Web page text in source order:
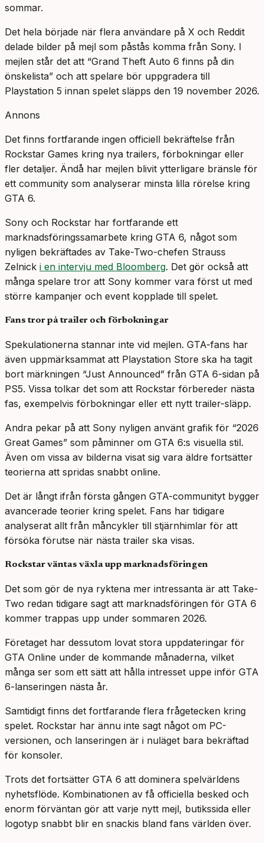
sommar.
Det hela började när flera användare på X och Reddit
delade bilder på mejl som påstås komma från Sony. I
mejlen står det att “Grand Theft Auto 6 finns på din
önskelista” och att spelare bör uppgradera till
Playstation 5 innan spelet släpps den 19 november 2026.
Annons
Det finns fortfarande ingen officiell bekräftelse från
Rockstar Games kring nya trailers, förbokningar eller
fler detaljer. Ändå har mejlen blivit ytterligare bränsle för
ett community som analyserar minsta lilla rörelse kring
GTA 6.
Sony och Rockstar har fortfarande ett
marknadsföringssamarbete kring GTA 6, något som
nyligen bekräftades av Take-Two-chefen Strauss
Zelnick i en intervju med Bloomberg. Det gör också att
många spelare tror att Sony kommer vara först ut med
större kampanjer och event kopplade till spelet.
Fans tror på trailer och förbokningar
Spekulationerna stannar inte vid mejlen. GTA-fans har
även uppmärksammat att Playstation Store ska ha tagit
bort märkningen “Just Announced” från GTA 6-sidan på
PS5. Vissa tolkar det som att Rockstar förbereder nästa
fas, exempelvis förbokningar eller ett nytt trailer-släpp.
Andra pekar på att Sony nyligen använt grafik för “2026
Great Games” som påminner om GTA 6:s visuella stil.
Även om vissa av bilderna visat sig vara äldre fortsätter
teorierna att spridas snabbt online.
Det är långt ifrån första gången GTA-communityt bygger
avancerade teorier kring spelet. Fans har tidigare
analyserat allt från måncykler till stjärnhimlar för att
försöka förutse när nästa trailer ska visas.
Rockstar väntas växla upp marknadsföringen
Det som gör de nya ryktena mer intressanta är att Take-
Two redan tidigare sagt att marknadsföringen för GTA 6
kommer trappas upp under sommaren 2026.
Företaget har dessutom lovat stora uppdateringar för
GTA Online under de kommande månaderna, vilket
många ser som ett sätt att hålla intresset uppe inför GTA
6-lanseringen nästa år.
Samtidigt finns det fortfarande flera frågetecken kring
spelet. Rockstar har ännu inte sagt något om PC-
versionen, och lanseringen är i nuläget bara bekräftad
för konsoler.
Trots det fortsätter GTA 6 att dominera spelvärldens
nyhetsflöde. Kombinationen av få officiella besked och
enorm förväntan gör att varje nytt mejl, butikssida eller
logotyp snabbt blir en snackis bland fans världen över.